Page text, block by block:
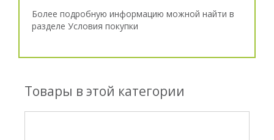
Более подробную информацию можной найти в
разделе Условия покупки
Товары в этой категории